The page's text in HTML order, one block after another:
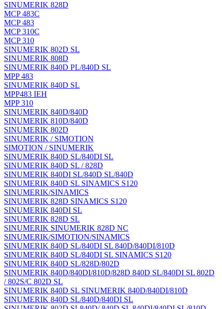
SINUMERIK 828D
MCP 483C
MCP 483
MCP 310C
MCP 310
SINUMERIK 802D SL
SINUMERIK 808D
SINUMERIK 840D PL/840D SL
MPP 483
SINUMERIK 840D SL
MPP483 IEH
MPP 310
SINUMERIK 840D/840D
SINUMERIK 810D/840D
SINUMERIK 802D
SINUMERIK / SIMOTION
SIMOTION / SINUMERIK
SINUMERIK 840D SL/840DI SL
SINUMERIK 840D SL / 828D
SINUMERIK 840DI SL/840D SL/840D
SINUMERIK 840D SL SINAMICS S120
SINUMERIK/SINAMICS
SINUMERIK 828D SINAMICS S120
SINUMERIK 840DI SL
SINUMERIK 828D SL
SINUMERIK SINUMERIK 828D NC
SINUMERIK/SIMOTION/SINAMICS
SINUMERIK 840D SL/840DI SL 840D/840DI/810D
SINUMERIK 840D SL/840DI SL SINAMICS S120
SINUMERIK 840D SL/828D/802D
SINUMERIK 840D/840DI/810D/828D 840D SL/840DI SL 802D
/ 802S/C 802D SL
SINUMERIK 840D SL SINUMERIK 840D/840DI/810D
SINUMERIK 840D SL/840D/840DI SL